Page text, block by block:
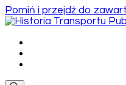
Pomiń i przejdź do
Historia
Historia Transportu